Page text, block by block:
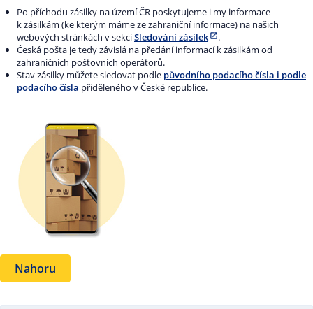
Po příchodu zásilky na území ČR poskytujeme i my informace
k zásilkám (ke kterým máme ze zahraniční informace) na našich
webových stránkách v sekciSledování zásilek
.
Česká pošta je tedy závislá na předání informací k zásilkám od
zahraničních poštovních operátorů.
Stav zásilky můžete sledovat podle původního podacího čísla i podle
podacího čísla přiděleného v České republice.
Nahoru